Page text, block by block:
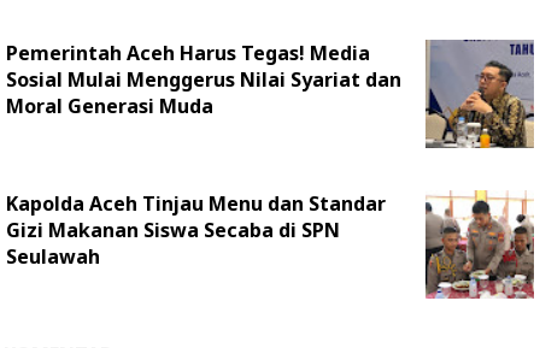
Pemerintah Aceh Harus Tegas! Media
Sosial Mulai Menggerus Nilai Syariat dan
Moral Generasi Muda
Kapolda Aceh Tinjau Menu dan Standar
Gizi Makanan Siswa Secaba di SPN
Seulawah